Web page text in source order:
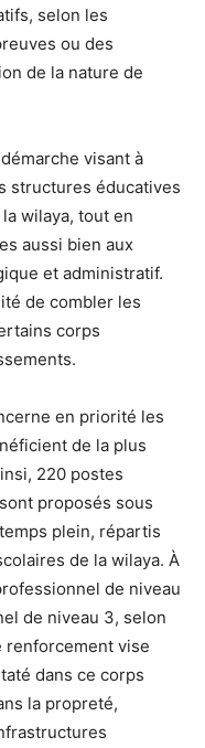
selon les
ou des
de la nature de
visant à
structures éducatives
wilaya, tout en
aussi bien aux
et administratif.
de combler les
corps
en priorité les
de la plus
220 postes
proposés sous
plein, répartis
de la wilaya. À
de niveau
de niveau 3, selon
renforcement vise
dans ce corps
la propreté,